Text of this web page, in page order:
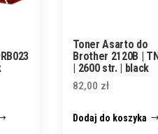
Toner Asarto do
Brother 2120B |
| 2600 str. | black
82,00 zł
Dodaj do koszyka